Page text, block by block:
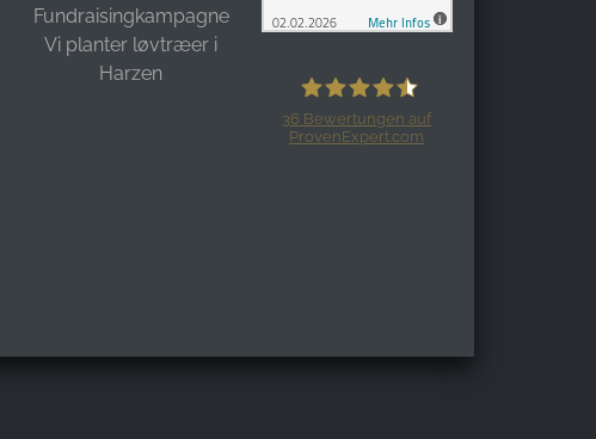
Fundraisingkampagne:
Vi planter løvtræer i
Harzen
36 Bewertungen auf
ProvenExpert.com